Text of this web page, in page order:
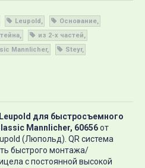
Leupold
Основание
из 2-х частей
Mannlicher
Steyr
для быстросъемного
Mannlicher, 60656от
(Люпольд). QR система
быстрого монтажа/
с постоянной высокой